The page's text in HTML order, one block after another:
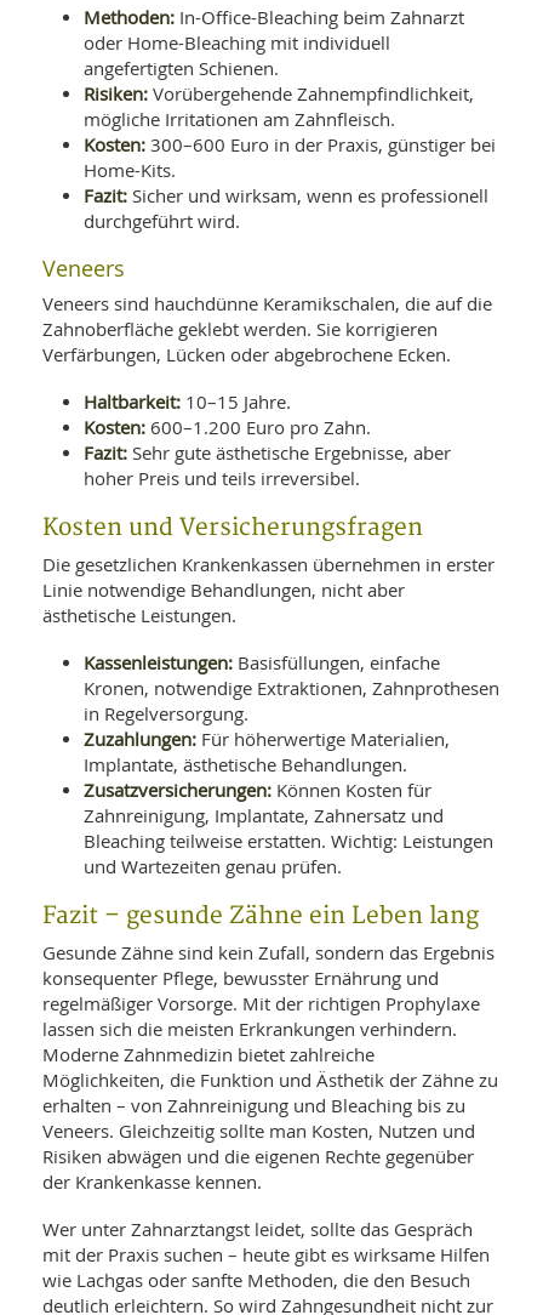
Methoden:In-Office-Bleaching beim Zahnarzt
oder Home-Bleaching mit individuell
angefertigten Schienen.
Risiken:Vorübergehende Zahnempfindlichkeit,
mögliche Irritationen am Zahnfleisch.
Kosten:300–600 Euro in der Praxis, günstiger bei
Home-Kits.
Fazit:Sicher und wirksam, wenn es professionell
durchgeführt wird.
Veneers
Veneers sind hauchdünne Keramikschalen, die auf die
Zahnoberfläche geklebt werden. Sie korrigieren
Verfärbungen, Lücken oder abgebrochene Ecken.
Haltbarkeit:10–15 Jahre.
Kosten:600–1.200 Euro pro Zahn.
Fazit:Sehr gute ästhetische Ergebnisse, aber
hoher Preis und teils irreversibel.
Kosten und Versicherungsfragen
Die gesetzlichen Krankenkassen übernehmen in erster
Linie notwendige Behandlungen, nicht aber
ästhetische Leistungen.
Kassenleistungen:Basisfüllungen, einfache
Kronen, notwendige Extraktionen, Zahnprothesen
in Regelversorgung.
Zuzahlungen:Für höherwertige Materialien,
Implantate, ästhetische Behandlungen.
Zusatzversicherungen:Können Kosten für
Zahnreinigung, Implantate, Zahnersatz und
Bleaching teilweise erstatten. Wichtig: Leistungen
und Wartezeiten genau prüfen.
Fazit – gesunde Zähne ein Leben lang
Gesunde Zähne sind kein Zufall, sondern das Ergebnis
konsequenter Pflege, bewusster Ernährung und
regelmäßiger Vorsorge. Mit der richtigen Prophylaxe
lassen sich die meisten Erkrankungen verhindern.
Moderne Zahnmedizin bietet zahlreiche
Möglichkeiten, die Funktion und Ästhetik der Zähne zu
erhalten – von Zahnreinigung und Bleaching bis zu
Veneers. Gleichzeitig sollte man Kosten, Nutzen und
Risiken abwägen und die eigenen Rechte gegenüber
der Krankenkasse kennen.
Wer unter Zahnarztangst leidet, sollte das Gespräch
mit der Praxis suchen – heute gibt es wirksame Hilfen
wie Lachgas oder sanfte Methoden, die den Besuch
deutlich erleichtern. So wird Zahngesundheit nicht zur